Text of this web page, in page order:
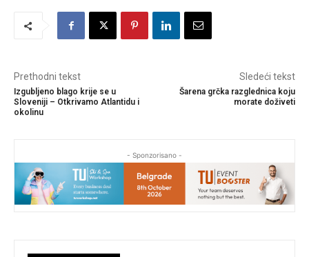
Prethodni tekst
Izgubljeno blago krije se u
Sloveniji – Otkrivamo Atlantidu i
okolinu
Sledeći tekst
Šarena grčka razglednica koju
morate doživeti
- Sponzorisano -